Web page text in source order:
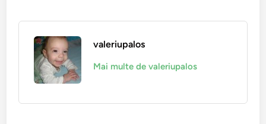
valeriupalos
Mai multe de valeriupalos